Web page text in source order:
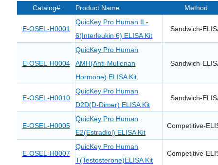
Catalog# Product Name Method
E-OSEL-H0001
QuicKey Pro Human IL-
6(Interleukin 6) ELISA Kit
Sandwich-
E-OSEL-H0004
QuicKey Pro Human
AMH(Anti-Mullerian
Hormone) ELISA Kit
Sandwich-
E-OSEL-H0010
QuicKey Pro Human
D2D(D-Dimer) ELISA Kit
Sandwich-
E-OSEL-H0005
QuicKey Pro Human
E2(Estradiol) ELISA Kit
Competitive-
E-OSEL-H0007
QuicKey Pro Human
T(Testosterone)ELISA Kit
Competitive-